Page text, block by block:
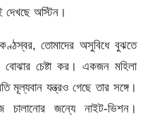
দেখছে অস্টিন।
তোমাদের অসুবিধে বুঝতে
চেষ্টা কর। একজন মহিলা
যন্ত্রও গেছে তার সঙ্গে।
চালানোর জন্যে নাইট-ভিশন।